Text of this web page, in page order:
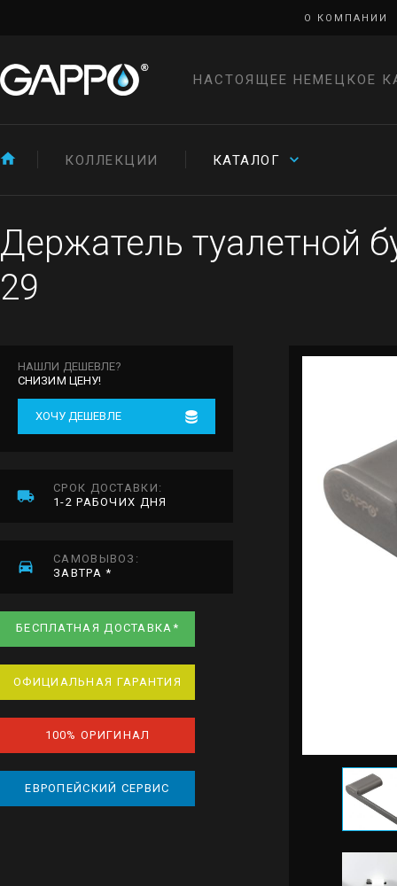
О КОМПАНИИ
НАСТОЯЩЕЕ НЕМЕЦКОЕ
КОЛЛЕКЦИИ КАТАЛОГ
Держатель туалетной
29
НАШЛИ ДЕШЕВЛЕ?
СНИЗИМ ЦЕНУ!
ХОЧУ ДЕШЕВЛЕ
СРОК ДОСТАВКИ:
1-2 РАБОЧИХ ДНЯ
САМОВЫВОЗ:
ЗАВТРА *
БЕСПЛАТНАЯ ДОСТАВКА*
ОФИЦИАЛЬНАЯ ГАРАНТИЯ
100% ОРИГИНАЛ
ЕВРОПЕЙСКИЙ СЕРВИС